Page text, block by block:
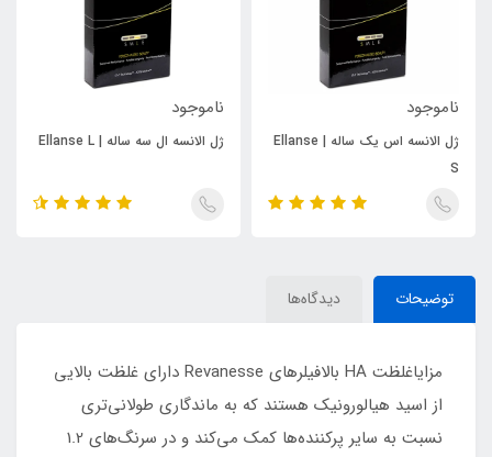
ناموجود
ژل الانسه اس یک ساله | Ellanse
S
ناموجود
ژل الانسه ال سه ساله | Ellanse L
توضیحات دیدگاه‌ها
مزایاغلظت HA بالافیلرهای Revanesse دارای غلظت بالایی
از اسید هیالورونیک هستند که به ماندگاری طولانی‌تری
نسبت به سایر پرکننده‌ها کمک می‌کند و در سرنگ‌های 1.2